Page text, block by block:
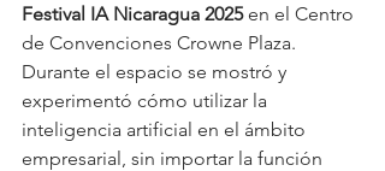
Festival IA Nicaragua 2025 en el Centro
de Convenciones Crowne Plaza.
Durante el espacio se mostró y
experimentó cómo utilizar la
inteligencia artificial en el ámbito
empresarial, sin importar la función